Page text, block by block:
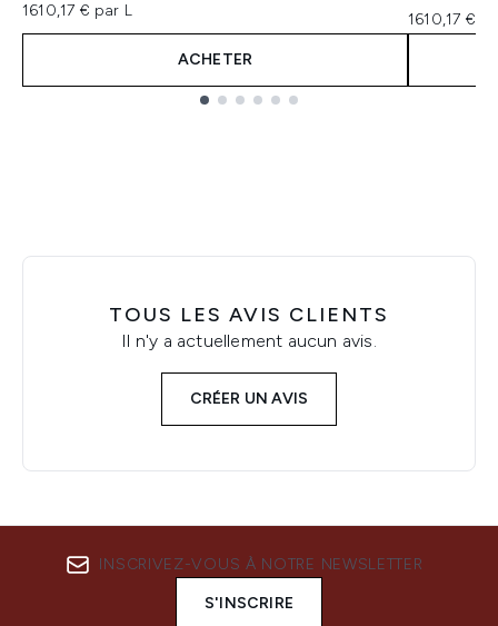
1610,17 € par L
ACHETER
1610,17 €
TOUS LES AVIS CLIENTS
Il n'y a actuellement aucun avis.
CRÉER UN AVIS
INSCRIVEZ-VOUS À NOTRE NEWSLETTER
S'INSCRIRE